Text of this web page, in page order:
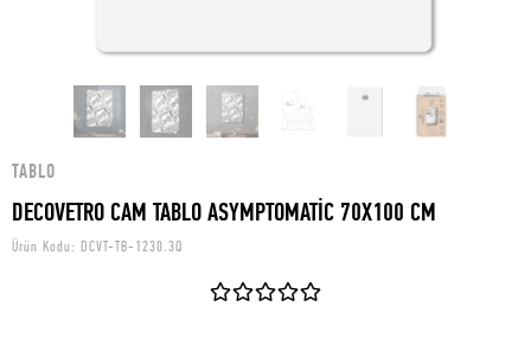
TABLO
DECOVETRO CAM TABLO ASYMPTOMATİC 70X100 CM
Ürün Kodu: DCVT-TB-1230.3Q